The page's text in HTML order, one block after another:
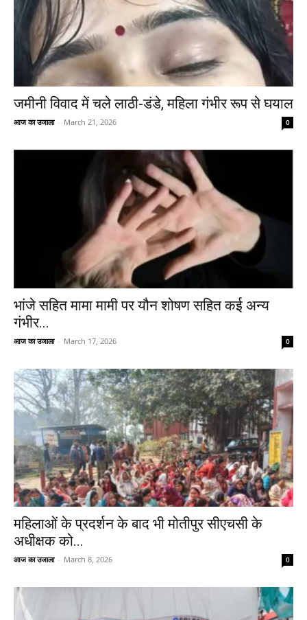
जमीनी विवाद में चले लाठी-डंडे, महिला गंभीर रूप से घयाल
आज का उजाला - March 21, 2026 0
भांजे सहित मामा मामी पर यौन शोषण सहित कई अन्य
गंभीर...
आज का उजाला - March 17, 2026 0
महिलाओं के प्रदर्शन के बाद भी मोतीपुर सीएचसी के
अधीक्षक को...
आज का उजाला - March 8, 2026 0